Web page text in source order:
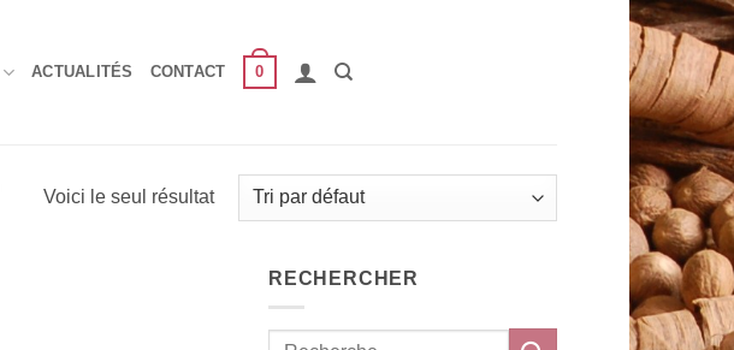
ACTUALITÉS CONTACT 0
Voici le seul résultat
RECHERCHER